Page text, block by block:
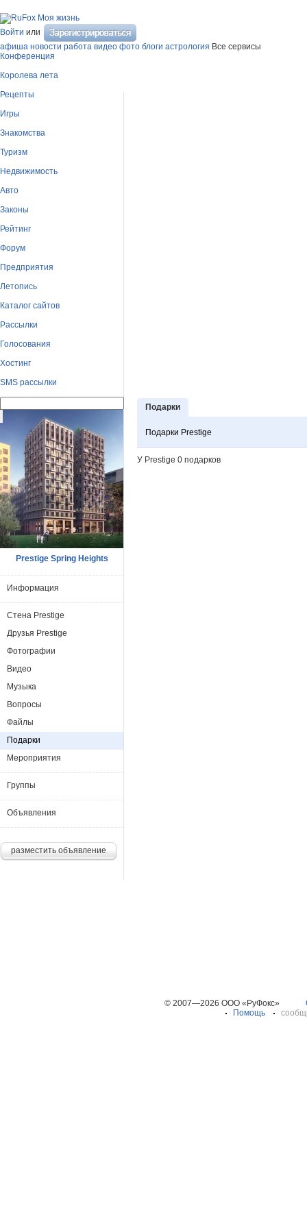
Моя жизнь
Войти или
афиша новости работа видео фото блоги астрология Все сервисы
Конференция
Королева лета
Рецепты
Игры
Знакомства
Туризм
Недвижимость
Авто
Законы
Рейтинг
Форум
Предприятия
Летопись
Каталог сайтов
Рассылки
Голосования
Хостинг
SMS рассылки
Подарки
Подарки Prestige
У Prestige 0 подарков
Prestige Spring Heights
Информация
Стена Prestige
Друзья Prestige
Фотографии
Видео
Музыка
Вопросы
Файлы
Подарки
Мероприятия
Группы
Объявления
разместить объявление
© 2007—2026 ООО «РуФокс»
Помощь